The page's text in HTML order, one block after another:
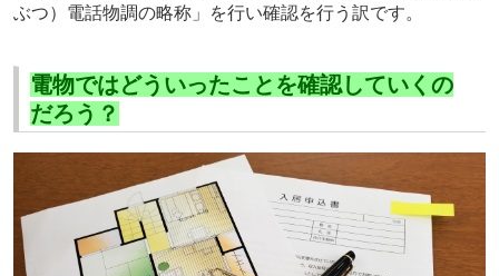
ぶつ）電話物調の略称」を行い確認を行う訳です。
電物ではどういったことを確認していくの
だろう？